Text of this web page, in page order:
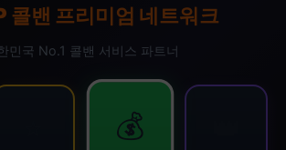
콜밴 프리미엄 네트워크
민국 No.1 콜밴 서비스 파트너
💰